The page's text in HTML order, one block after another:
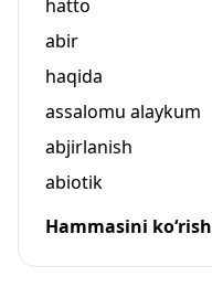
hatto
abir
haqida
assalomu alaykum
abjirlanish
abiotik
Hammasini ko‘rish